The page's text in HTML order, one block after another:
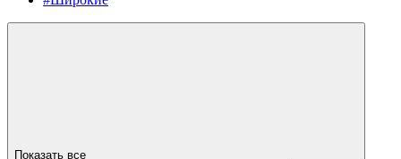
Показать все